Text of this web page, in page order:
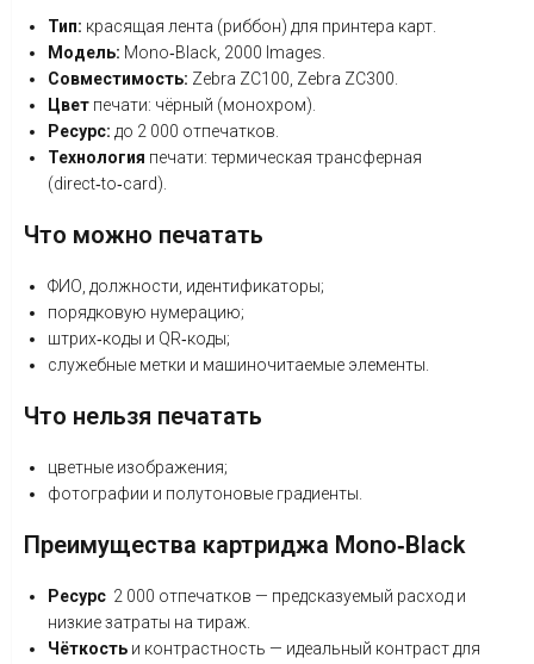
Тип: красящая лента (риббон) для принтера карт.
Модель: Mono‑Black, 2000 Images.
Совместимость: Zebra ZC100, Zebra ZC300.
Цвет печати: чёрный (монохром).
Ресурс: до 2 000 отпечатков.
Технология печати: термическая трансферная
(direct‑to‑card).
Что можно печатать
ФИО, должности, идентификаторы;
порядковую нумерацию;
штрих‑коды и QR‑коды;
служебные метки и машиночитаемые элементы.
Что нельзя печатать
цветные изображения;
фотографии и полутоновые градиенты.
Преимущества картриджа Mono‑Black
Ресурс 2 000 отпечатков — предсказуемый расход и
низкиезатраты на тираж.
Чёткость и контрастность — идеальный контраст для